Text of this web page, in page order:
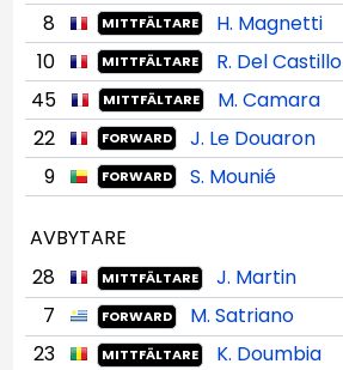
8
MITTFÄLTARE H. Magnetti
10 MITTFÄLTARE R. Del Castillo
45 MITTFÄLTARE M. Camara
22 FORWARD J. Le Douaron
9 FORWARD S. Mounié
AVBYTARE
28
MITTFÄLTARE J. Martin
7 FORWARD M. Satriano
23 MITTFÄLTARE K. Doumbia